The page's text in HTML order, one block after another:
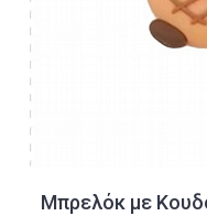
Μπρελόκ με